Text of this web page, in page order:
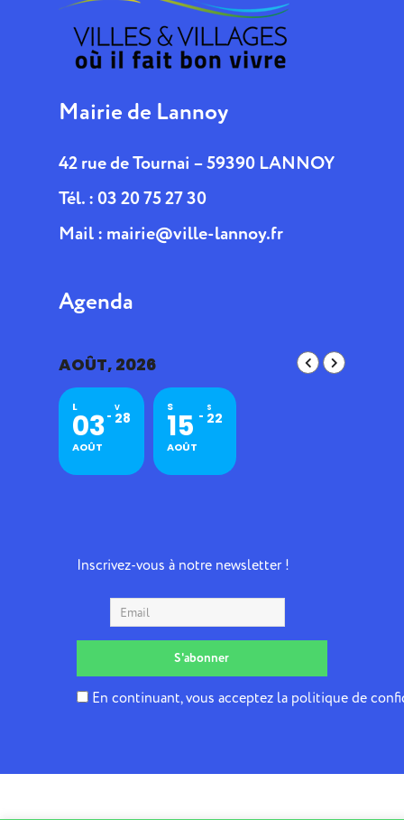
Mairie de Lannoy
42 rue de Tournai – 59390 LANNOY
Tél. : 03 20 75 27 30
Mail : mairie@ville-lannoy.fr
Agenda
AOÛT, 2026
L
03
AOÛT
V
28
S
15
AOÛT
S
22
Inscrivez-vous à notre newsletter !
En continuant, vous acceptez la politique de